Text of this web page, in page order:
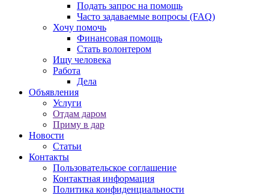
Подать запрос на помощь
Часто задаваемые вопросы (FAQ)
Хочу помочь
Финансовая помощь
Стать волонтером
Ищу человека
Работа
Дела
Объявления
Услуги
Отдам даром
Приму в дар
Новости
Статьи
Контакты
Пользовательское соглашение
Контактная информация
Политика конфиденциальности